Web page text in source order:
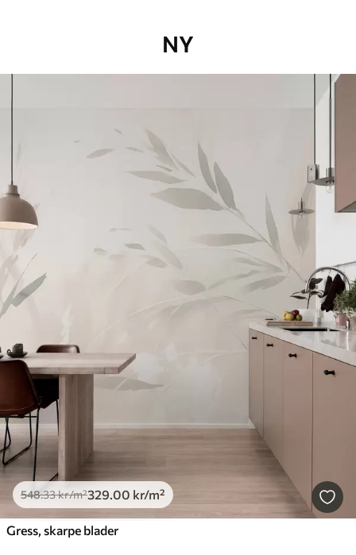
NY
548.33kr/m²329.00 kr/m²
Gress, skarpe blader